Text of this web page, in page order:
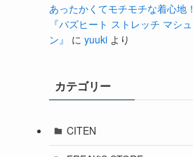
あったかくてモチモチな着心地
『バズヒート ストレッチ マシ
ン』
に yuuki より
カテゴリー
CITEN